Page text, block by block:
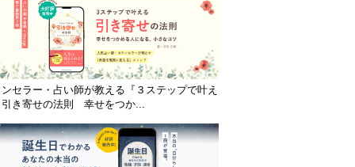
セラー・占い師が教える『３ステップで叶え
き寄せの法則 幸せをつか...